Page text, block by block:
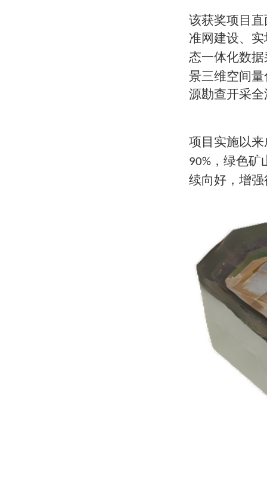
该获奖项目
准网建设、
态一体化数
景三维空间
源勘查开采
项目实施以
90%，绿色矿
续向好，增